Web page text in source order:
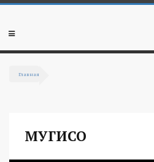
Перейти к основному содержанию
Мобильное
Главная
МУГИСО